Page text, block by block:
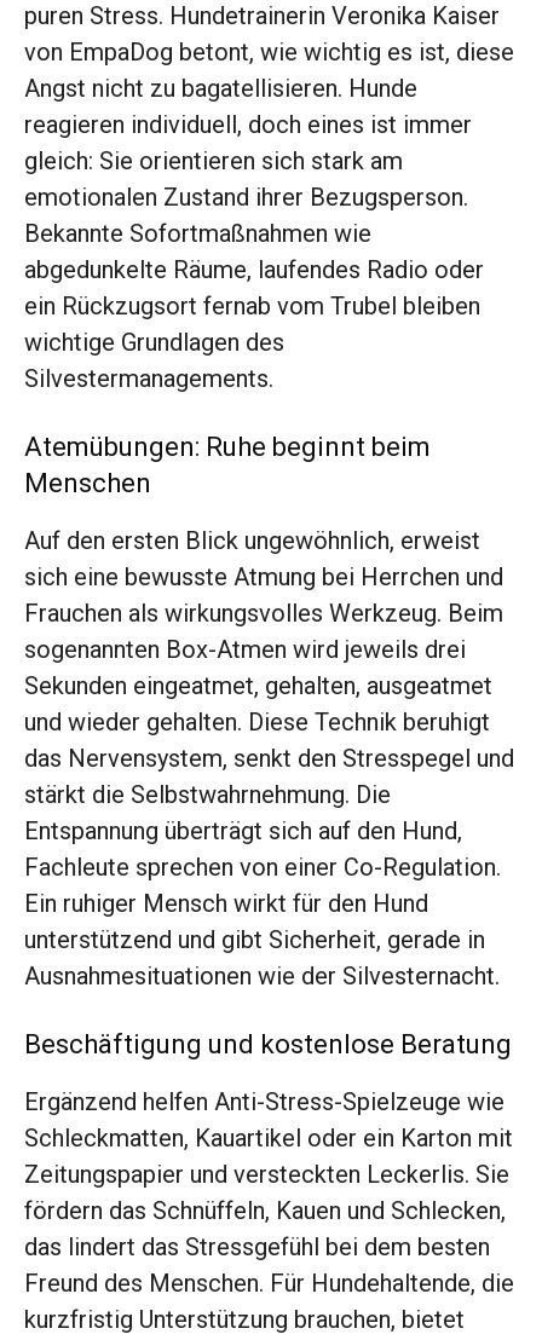
puren Stress. Hundetrainerin Veronika Kaiser
von EmpaDog betont, wie wichtig es ist, diese
Angst nicht zu bagatellisieren. Hunde
reagieren individuell, doch eines ist immer
gleich: Sie orientieren sich stark am
emotionalen Zustand ihrer Bezugsperson.
Bekannte Sofortmaßnahmen wie
abgedunkelte Räume, laufendes Radio oder
ein Rückzugsort fernab vom Trubel bleiben
wichtige Grundlagen des
Silvestermanagements.
Atemübungen: Ruhe beginnt beim
Menschen
Auf den ersten Blick ungewöhnlich, erweist
sich eine bewusste Atmung bei Herrchen und
Frauchen als wirkungsvolles Werkzeug. Beim
sogenannten Box-Atmen wird jeweils drei
Sekunden eingeatmet, gehalten, ausgeatmet
und wieder gehalten. Diese Technik beruhigt
das Nervensystem, senkt den Stresspegel und
stärkt die Selbstwahrnehmung. Die
Entspannung überträgt sich auf den Hund,
Fachleute sprechen von einer Co-Regulation.
Ein ruhiger Mensch wirkt für den Hund
unterstützend und gibt Sicherheit, gerade in
Ausnahmesituationen wie der Silvesternacht.
Beschäftigung und kostenlose Beratung
Ergänzend helfen Anti-Stress-Spielzeuge wie
Schleckmatten, Kauartikel oder ein Karton mit
Zeitungspapier und versteckten Leckerlis. Sie
fördern das Schnüffeln, Kauen und Schlecken,
das lindert das Stressgefühl bei dem besten
Freund des Menschen. Für Hundehaltende, die
kurzfristig Unterstützung brauchen, bietet